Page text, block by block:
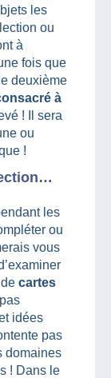
les
ou
à
fois que
deuxième
à
! Il sera
ou
!
les
ou
vous
cartes
idées
pas
domaines
! Dans le